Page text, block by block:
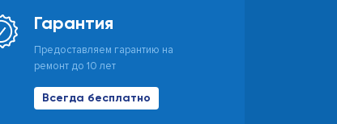
Гарантия
Предоставляем гарантию на
ремонт до 10 лет
Всегда бесплатно